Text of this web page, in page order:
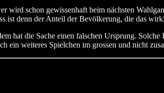
wird schon gewissenhaft beim nächsten
ist denn der Anteil der Bevölkerung, die das
hat die Sache einen falschen Ursprung.
ein weiteres Spielchen im grossen und nicht